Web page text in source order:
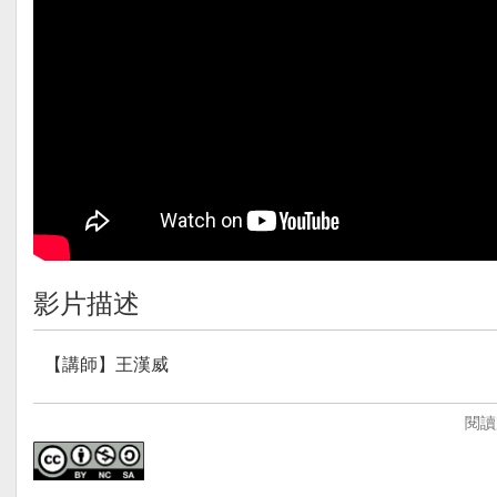
影片描述
【講師】王漢威
王漢威，目前於光仁高中擔任公民教師。對於公民議題多
課堂中多鼓勵學生進行獨立思考。
閱